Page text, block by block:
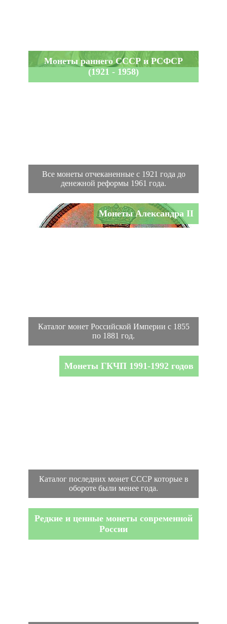
Монеты раннего СССР и РСФСР
(1921 - 1958)
Все монеты отчеканенные с 1921 года до
денежной реформы 1961 года.
Монеты Александра II
Каталог монет Российской Империи с 1855
по 1881 год.
Монеты ГКЧП 1991-1992 годов
Каталог последних монет СССР которые в
обороте были менее года.
Редкие и ценные монеты современной
России